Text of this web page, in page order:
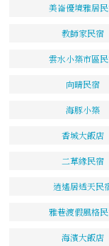
美崙優境雅居
教師家民宿
雲水小築市區
向晴民宿
海豚小築
香城大飯店
二草緣民宿
逍遙居透天民
雅巷渡假風格
海濱大飯店